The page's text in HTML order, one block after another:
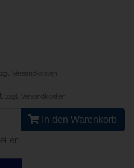
zzgl. Versandkosten
zzgl. Versandkosten
In den Warenkorb